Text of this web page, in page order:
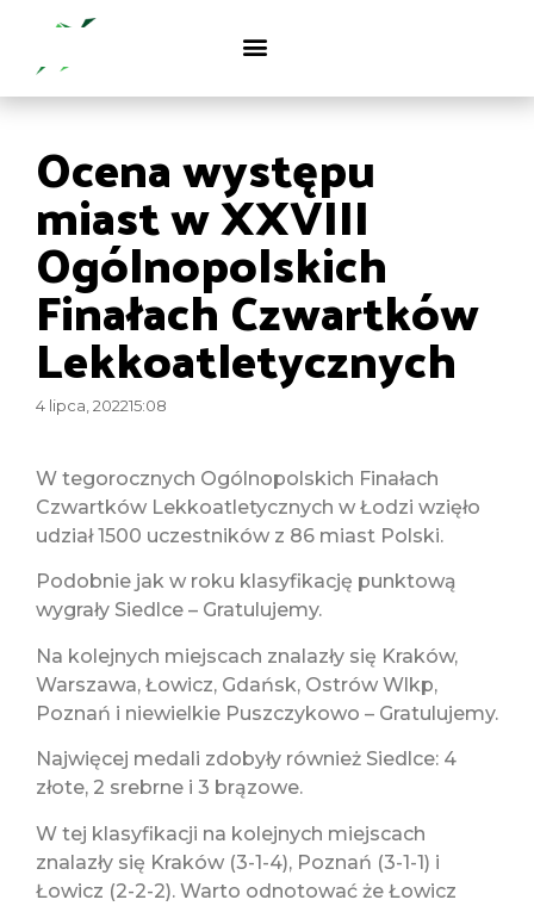
Ocena występu
miast w XXVIII
Ogólnopolskich
Finałach Czwartków
Lekkoatletycznych
4 lipca, 202215:08
W tegorocznych Ogólnopolskich Finałach
Czwartków Lekkoatletycznych w Łodzi wzięło
udział 1500 uczestników z 86 miast Polski.
Podobnie jak w roku klasyfikację punktową
wygrały Siedlce – Gratulujemy.
Na kolejnych miejscach znalazły się Kraków,
Warszawa, Łowicz, Gdańsk, Ostrów Wlkp,
Poznań i niewielkie Puszczykowo – Gratulujemy.
Najwięcej medali zdobyły również Siedlce: 4
złote, 2 srebrne i 3 brązowe.
W tej klasyfikacji na kolejnych miejscach
znalazły się Kraków (3-1-4), Poznań (3-1-1) i
Łowicz (2-2-2). Warto odnotować że Łowicz